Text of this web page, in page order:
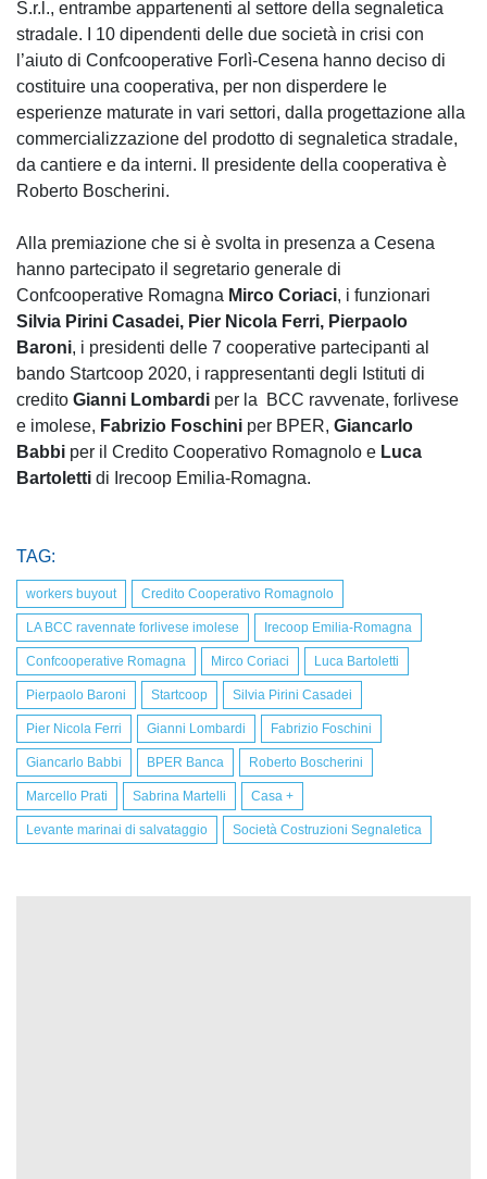
S.r.l., entrambe appartenenti al settore della segnaletica
stradale. I 10 dipendenti delle due società in crisi con
l’aiuto di Confcooperative Forlì-Cesena hanno deciso di
costituire una cooperativa, per non disperdere le
esperienze maturate in vari settori, dalla progettazione alla
commercializzazione del prodotto di segnaletica stradale,
da cantiere e da interni. Il presidente della cooperativa è
Roberto Boscherini.
Alla premiazione che si è svolta in presenza a Cesena
hanno partecipato il segretario generale di
Confcooperative Romagna Mirco Coriaci, i funzionari
Silvia Pirini Casadei, Pier Nicola Ferri, Pierpaolo
Baroni, i presidenti delle 7 cooperative partecipanti al
bando Startcoop 2020, i rappresentanti degli Istituti di
credito Gianni Lombardi per la BCC ravvenate, forlivese
e imolese, Fabrizio Foschini per BPER, Giancarlo
Babbi per il Credito Cooperativo Romagnolo e Luca
Bartoletti di Irecoop Emilia-Romagna.
TAG:
workers buyout Credito Cooperativo Romagnolo
LA BCC ravennate forlivese imolese Irecoop Emilia-Romagna
Confcooperative Romagna Mirco Coriaci Luca Bartoletti
Pierpaolo Baroni Startcoop Silvia Pirini Casadei
Pier Nicola Ferri Gianni Lombardi Fabrizio Foschini
Giancarlo Babbi BPER Banca Roberto Boscherini
Marcello Prati Sabrina Martelli Casa +
Levante marinai di salvataggio Società Costruzioni Segnaletica